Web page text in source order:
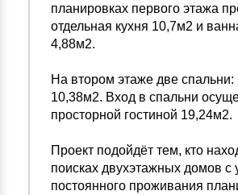
планировках первого этажа
отдельная кухня 10,7м2 и
4,88м2.
На втором этаже две
10,38м2. Вход в спальни
просторной гостиной 19,24м2.
Проект подойдёт тем, кто
поисках двухэтажных домов с
постоянного проживания